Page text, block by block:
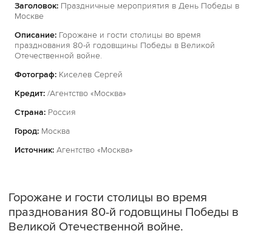
Заголовок: Праздничные мероприятия в День Победы в
Москве
Описание: Горожане и гости столицы во время
празднования 80-й годовщины Победы в Великой
Отечественной войне.
Фотограф: Киселев Сергей
Кредит: /Агентство «Москва»
Страна: Россия
Город: Москва
Источник: Агентство «Москва»
Горожане и гости столицы во время
празднования 80-й годовщины Победы в
Великой Отечественной войне.